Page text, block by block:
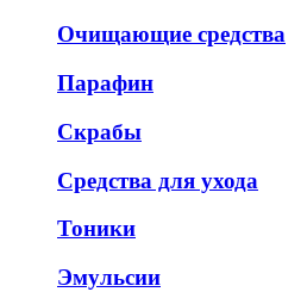
Очищающие средства
Парафин
Скрабы
Средства для ухода
Тоники
Эмульсии